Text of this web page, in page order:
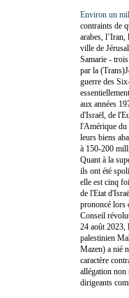
Environ un
contraints de
arabes,
ville de
Samarie -
par la
guerre des
aux années
d'Israël, de
l'Amérique du
leurs biens
à 150-200
Quant à la
ils ont été
elle est cinq
de l'Etat
prononcé lors
Conseil
24 août 2023,
palestinien
Mazen) a nié
caractère
allégation non
dirigeants